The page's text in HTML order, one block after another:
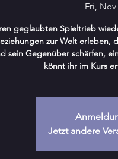
Fri, Nov
geglaubten Spieltrieb
zur Welt erleben,
sein Gegenüber schärfen,
könnt ihr im Kurs
Jetzt andere